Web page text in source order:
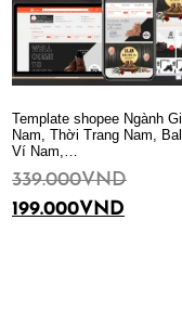
Template shopee Ngành
Nam, Thời Trang Nam,
Ví Nam,…
339.000VND
199.000VND